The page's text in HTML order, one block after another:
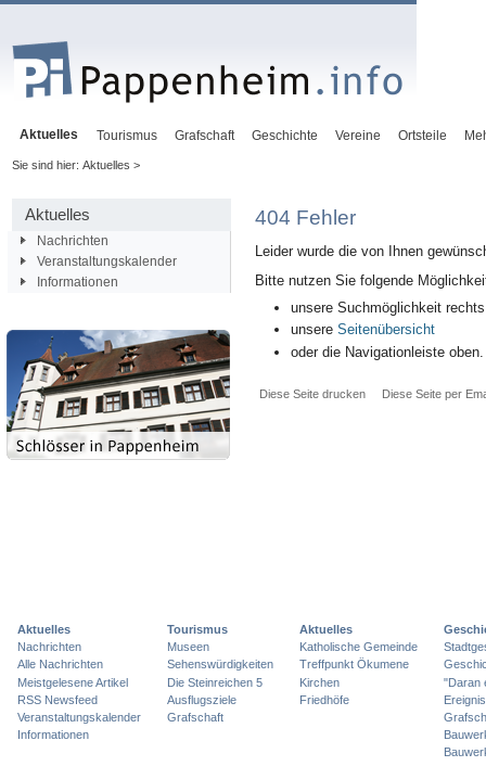
Aktuelles Tourismus Grafschaft Geschichte Vereine Ortsteile
Sie sind hier: Aktuelles >
Aktuelles
Nachrichten
Veranstaltungskalender
Informationen
404 Fehler
Leider wurde die von Ihnen
Bitte nutzen Sie folgende
unsere Suchmöglichkeit
unsereSeitenübersicht
oder die Navigationleiste oben.
Diese Seite drucken Diese Seite per
Aktuelles
Nachrichten
Alle Nachrichten
Meistgelesene Artikel
RSS Newsfeed
Veranstaltungskalender
Informationen
Tourismus
Museen
Sehenswürdigkeiten
Die Steinreichen 5
Ausflugsziele
Grafschaft
Aktuelles
Katholische Gemeinde
Treffpunkt Ökumene
Kirchen
Friedhöfe
"Daran